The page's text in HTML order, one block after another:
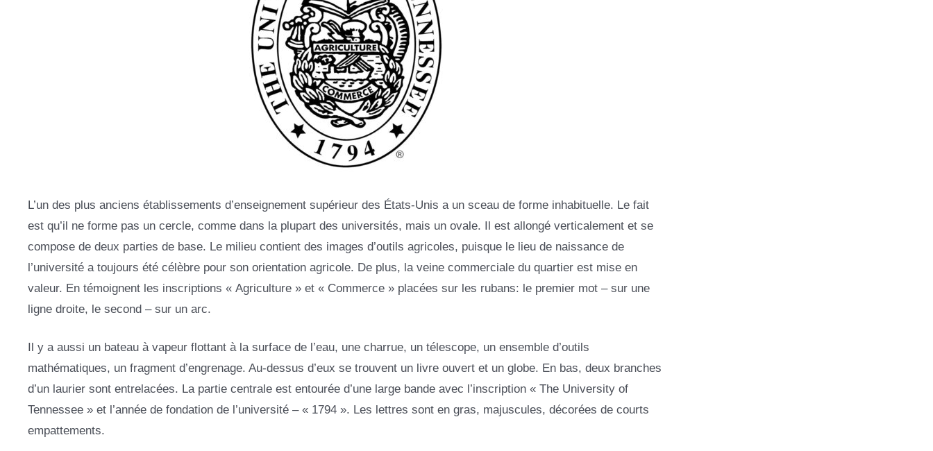
L’un des plus anciens établissements d’enseignement supérieur des États-Unis a un sceau de forme inhabituelle. Le fait
est qu’il ne forme pas un cercle, comme dans la plupart des universités, mais un ovale. Il est allongé verticalement et se
compose de deux parties de base. Le milieu contient des images d’outils agricoles, puisque le lieu de naissance de
l’université a toujours été célèbre pour son orientation agricole. De plus, la veine commerciale du quartier est mise en
valeur. En témoignent les inscriptions « Agriculture » et « Commerce » placées sur les rubans: le premier mot – sur une
ligne droite, le second – sur un arc.
Il y a aussi un bateau à vapeur flottant à la surface de l’eau, une charrue, un télescope, un ensemble d’outils
mathématiques, un fragment d’engrenage. Au-dessus d’eux se trouvent un livre ouvert et un globe. En bas, deux branches
d’un laurier sont entrelacées. La partie centrale est entourée d’une large bande avec l’inscription « The University of
Tennessee » et l’année de fondation de l’université – « 1794 ». Les lettres sont en gras, majuscules, décorées de courts
empattements.